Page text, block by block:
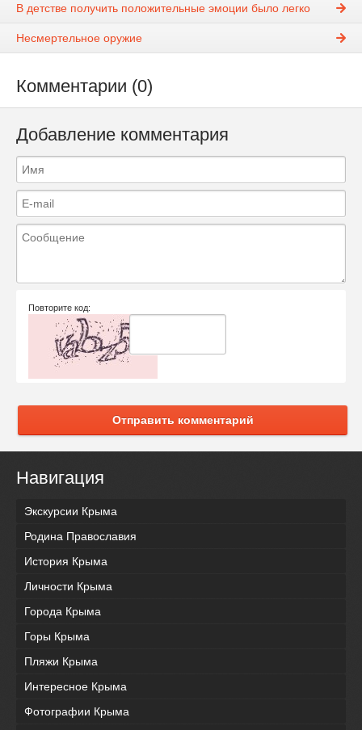
В детстве получить положительные эмоции было легко
Несмертельное оружие
Комментарии (0)
Добавление комментария
Повторите код:
Отправить комментарий
Навигация
Экскурсии Крыма
Родина Православия
История Крыма
Личности Крыма
Города Крыма
Горы Крыма
Пляжи Крыма
Интересное Крыма
Фотографии Крыма